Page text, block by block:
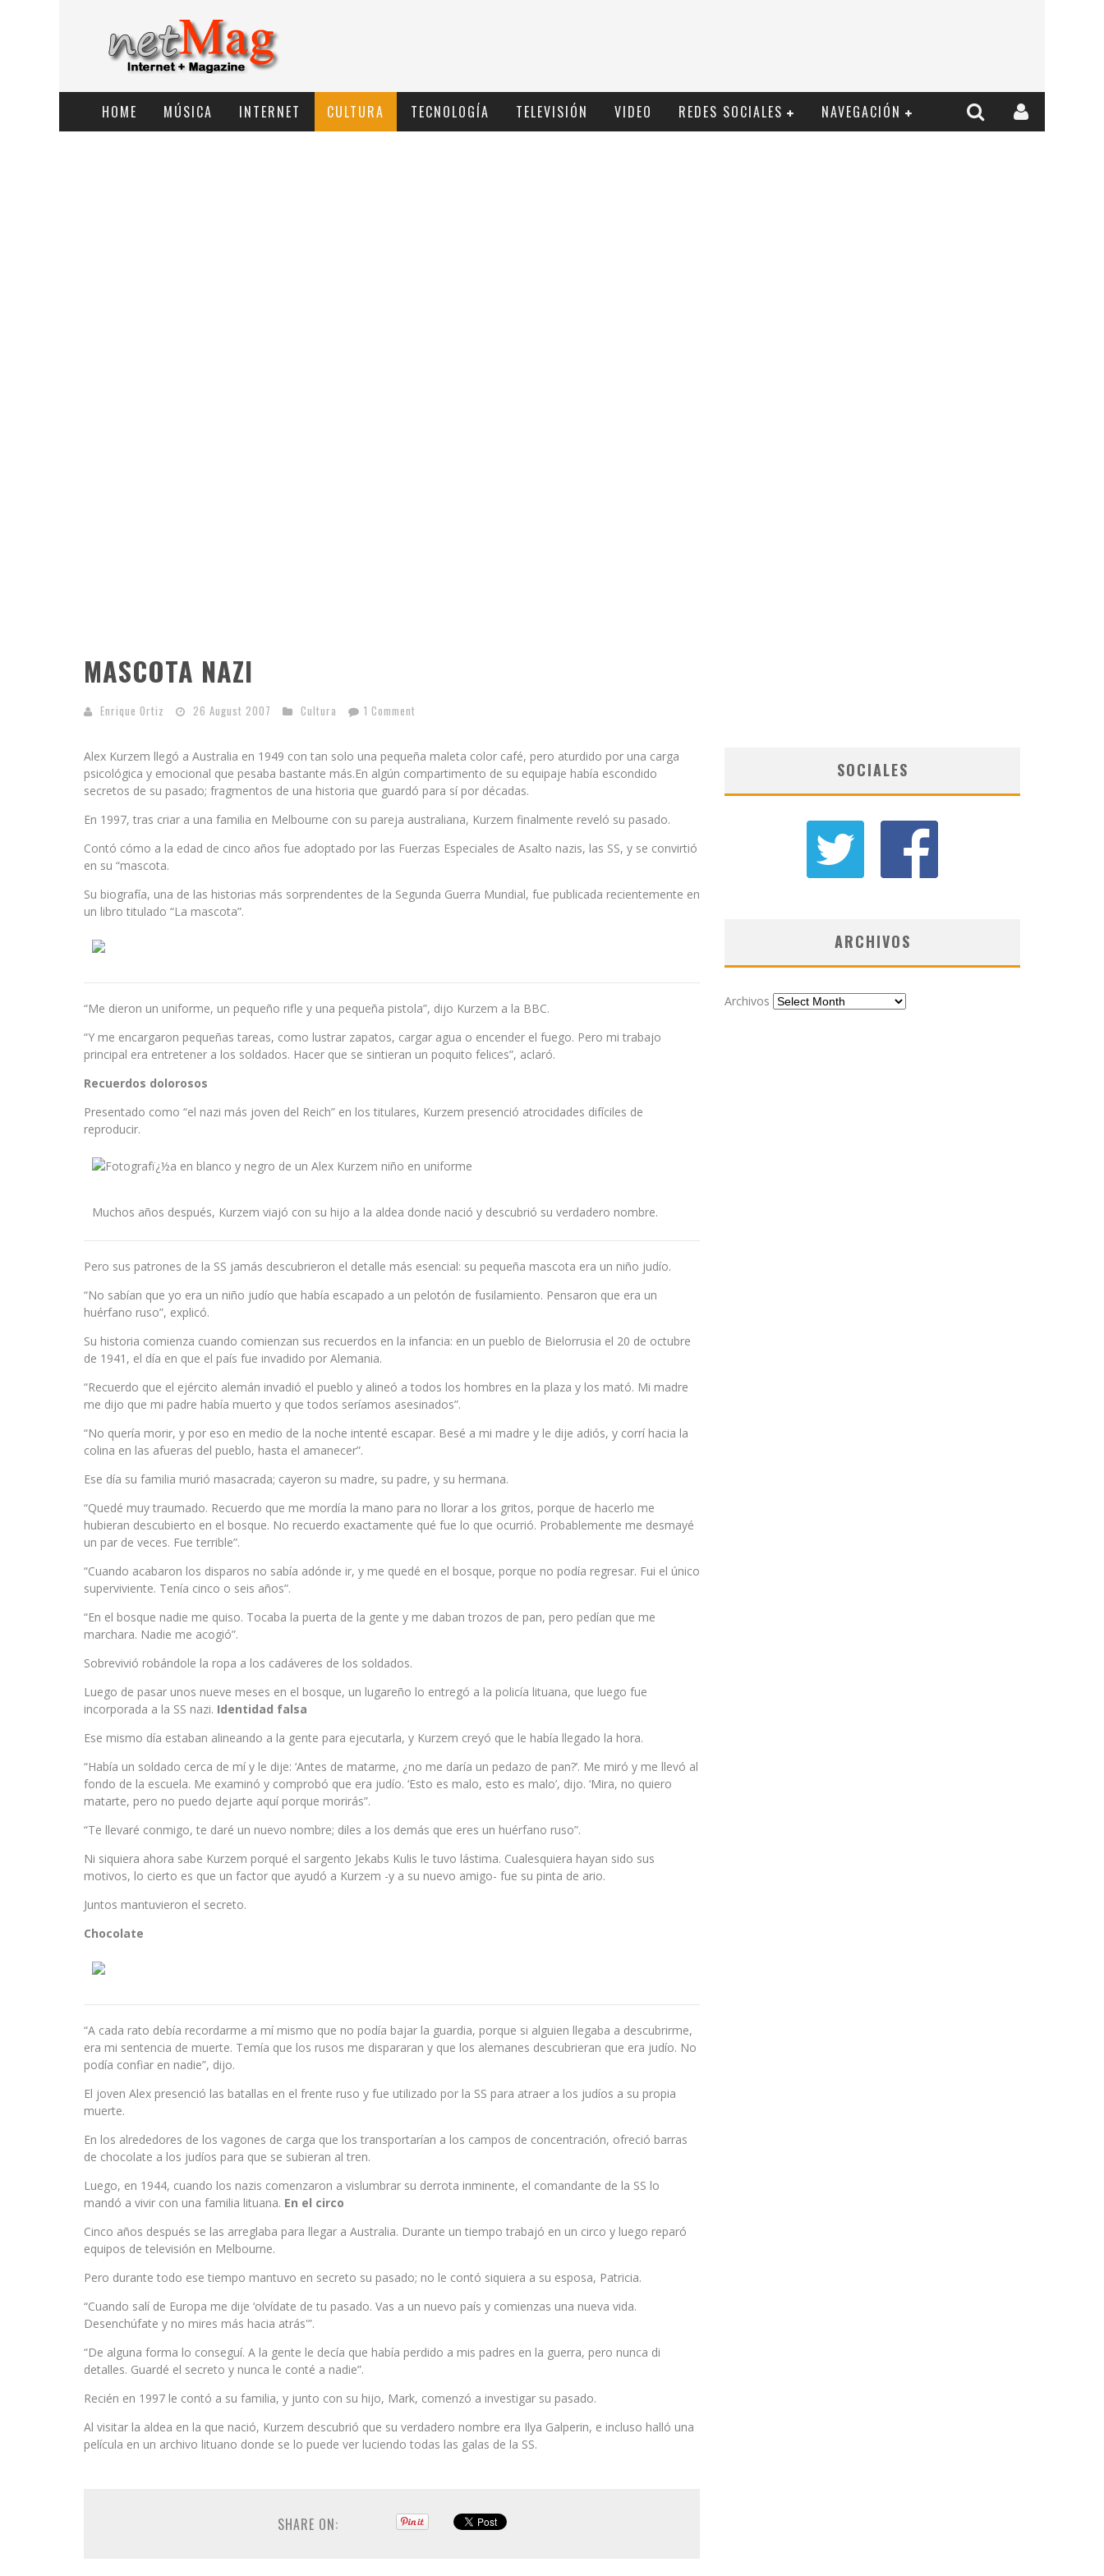
HOME MÚSICA INTERNET CULTURA TECNOLOGÍ­A TELEVISIÓN VIDEO REDES SOCIALES NAVEGACIÓN
MASCOTA NAZI
Enrique Ortiz 26 August 2007 Cultura 1 Comment
Alex Kurzem llegó a Australia en 1949 con tan solo una pequeña maleta color café, pero aturdido por una carga
psicológica y emocional que pesaba bastante más.En algún compartimento de su equipaje había escondido
secretos de su pasado; fragmentos de una historia que guardó para sí por décadas.
En 1997, tras criar a una familia en Melbourne con su pareja australiana, Kurzem finalmente reveló su pasado.
Contó cómo a la edad de cinco años fue adoptado por las Fuerzas Especiales de Asalto nazis, las SS, y se convirtió
en su “mascota.
Su biografía, una de las historias más sorprendentes de la Segunda Guerra Mundial, fue publicada recientemente en
un libro titulado “La mascota”.
“Me dieron un uniforme, un pequeño rifle y una pequeña pistola”, dijo Kurzem a la BBC.
“Y me encargaron pequeñas tareas, como lustrar zapatos, cargar agua o encender el fuego. Pero mi trabajo
principal era entretener a los soldados. Hacer que se sintieran un poquito felices”, aclaró.
Recuerdos dolorosos
Presentado como “el nazi más joven del Reich” en los titulares, Kurzem presenció atrocidades difíciles de
reproducir.
Muchos años después, Kurzem viajó con su hijo a la aldea donde nació y descubrió su verdadero nombre.
Pero sus patrones de la SS jamás descubrieron el detalle más esencial: su pequeña mascota era un niño judío.
“No sabían que yo era un niño judío que había escapado a un pelotón de fusilamiento. Pensaron que era un
huérfano ruso”, explicó.
Su historia comienza cuando comienzan sus recuerdos en la infancia: en un pueblo de Bielorrusia el 20 de octubre
de 1941, el día en que el país fue invadido por Alemania.
“Recuerdo que el ejército alemán invadió el pueblo y alineó a todos los hombres en la plaza y los mató. Mi madre
me dijo que mi padre había muerto y que todos seríamos asesinados”.
“No quería morir, y por eso en medio de la noche intenté escapar. Besé a mi madre y le dije adiós, y corrí hacia la
colina en las afueras del pueblo, hasta el amanecer”.
Ese día su familia murió masacrada; cayeron su madre, su padre, y su hermana.
“Quedé muy traumado. Recuerdo que me mordía la mano para no llorar a los gritos, porque de hacerlo me
hubieran descubierto en el bosque. No recuerdo exactamente qué fue lo que ocurrió. Probablemente me desmayé
un par de veces. Fue terrible”.
“Cuando acabaron los disparos no sabía adónde ir, y me quedé en el bosque, porque no podía regresar. Fui el único
superviviente. Tenía cinco o seis años”.
“En el bosque nadie me quiso. Tocaba la puerta de la gente y me daban trozos de pan, pero pedían que me
marchara. Nadie me acogió”.
Sobrevivió robándole la ropa a los cadáveres de los soldados.
Luego de pasar unos nueve meses en el bosque, un lugareño lo entregó a la policía lituana, que luego fue
incorporada a la SS nazi. Identidad falsa
Ese mismo día estaban alineando a la gente para ejecutarla, y Kurzem creyó que le había llegado la hora.
“Había un soldado cerca de mí y le dije: ‘Antes de matarme, ¿no me daría un pedazo de pan?’. Me miró y me llevó al
fondo de la escuela. Me examinó y comprobó que era judío. ‘Esto es malo, esto es malo’, dijo. ‘Mira, no quiero
matarte, pero no puedo dejarte aquí porque morirás”.
“Te llevaré conmigo, te daré un nuevo nombre; diles a los demás que eres un huérfano ruso”.
Ni siquiera ahora sabe Kurzem porqué el sargento Jekabs Kulis le tuvo lástima. Cualesquiera hayan sido sus
motivos, lo cierto es que un factor que ayudó a Kurzem -y a su nuevo amigo- fue su pinta de ario.
Juntos mantuvieron el secreto.
Chocolate
“A cada rato debía recordarme a mí mismo que no podía bajar la guardia, porque si alguien llegaba a descubrirme,
era mi sentencia de muerte. Temía que los rusos me dispararan y que los alemanes descubrieran que era judío. No
podía confiar en nadie”, dijo.
El joven Alex presenció las batallas en el frente ruso y fue utilizado por la SS para atraer a los judíos a su propia
muerte.
En los alrededores de los vagones de carga que los transportarían a los campos de concentración, ofreció barras
de chocolate a los judíos para que se subieran al tren.
Luego, en 1944, cuando los nazis comenzaron a vislumbrar su derrota inminente, el comandante de la SS lo
mandó a vivir con una familia lituana. En el circo
Cinco años después se las arreglaba para llegar a Australia. Durante un tiempo trabajó en un circo y luego reparó
equipos de televisión en Melbourne.
Pero durante todo ese tiempo mantuvo en secreto su pasado; no le contó siquiera a su esposa, Patricia.
“Cuando salí de Europa me dije ‘olvídate de tu pasado. Vas a un nuevo país y comienzas una nueva vida.
Desenchúfate y no mires más hacia atrás'”.
“De alguna forma lo conseguí. A la gente le decía que había perdido a mis padres en la guerra, pero nunca di
detalles. Guardé el secreto y nunca le conté a nadie”.
Recién en 1997 le contó a su familia, y junto con su hijo, Mark, comenzó a investigar su pasado.
Al visitar la aldea en la que nació, Kurzem descubrió que su verdadero nombre era Ilya Galperin, e incluso halló una
película en un archivo lituano donde se lo puede ver luciendo todas las galas de la SS.
SHARE ON:
SOCIALES
ARCHIVOS
Archivos